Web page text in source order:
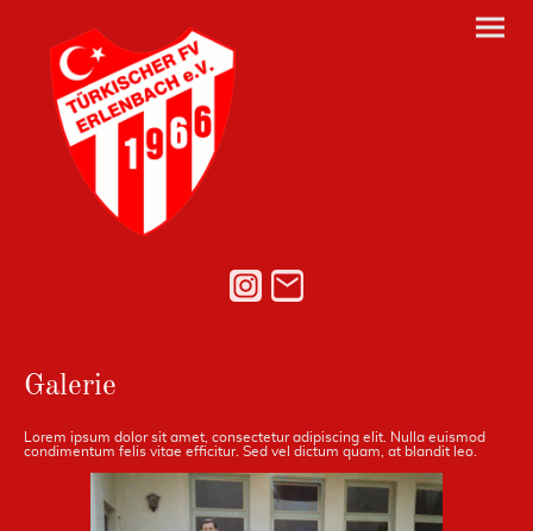
Galerie
Lorem ipsum dolor sit amet, consectetur adipiscing elit. Nulla euismod
condimentum felis vitae efficitur. Sed vel dictum quam, at blandit leo.